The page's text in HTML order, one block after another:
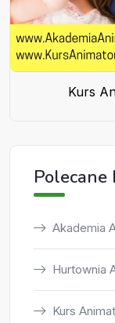
Kurs
Polecane
Akademia
Hurtownia
Kurs